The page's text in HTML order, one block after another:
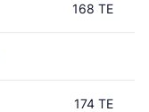
168 TE
174 TE